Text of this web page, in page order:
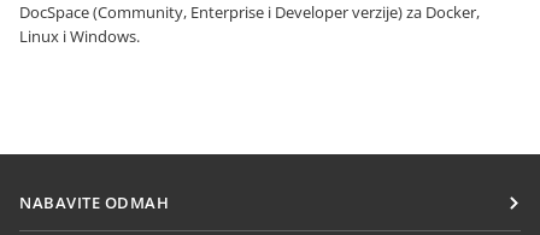
DocSpace (Community, Enterprise i Developer verzije) za Docker,
Linux i Windows.
NABAVITE ODMAH